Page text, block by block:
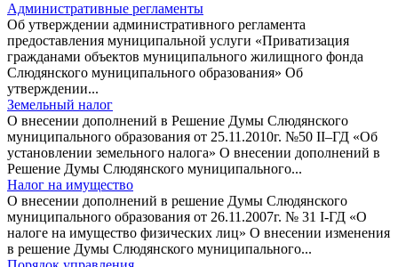
Административные регламенты
Об утверждении административного регламента
предоставления муниципальной услуги «Приватизация
гражданами объектов муниципального жилищного фонда
Слюдянского муниципального образования» Об
утверждении...
Земельный налог
О внесении дополнений в Решение Думы Слюдянского
муниципального образования от 25.11.2010г. №50 II–ГД «Об
установлении земельного налога» О внесении дополнений в
Решение Думы Слюдянского муниципального...
Налог на имущество
О внесении дополнений в решение Думы Слюдянского
муниципального образования от 26.11.2007г. № 31 I-ГД «О
налоге на имущество физических лиц» О внесении изменения
в решение Думы Слюдянского муниципального...